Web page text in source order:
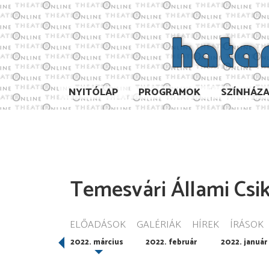
NYITÓLAP PROGRAMOK
Temesvári Állami
ELŐADÁSOK GALÉRIÁK HÍREK ÍRÁSOK
2022. március 2022. február 2022. január